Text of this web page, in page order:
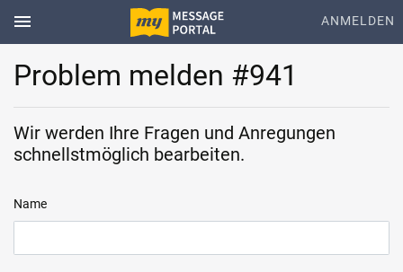
menu ANMELDEN
Problem melden #941
Wir werden Ihre Fragen und Anregungen
schnellstmöglich bearbeiten.
Name